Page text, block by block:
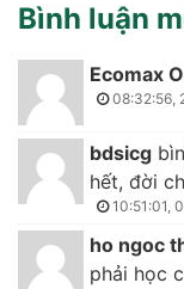
Bình luận
Ecomax
08:32:56,
bdsicg
hết, đời
10:51:01,
ho ngoc
phải học